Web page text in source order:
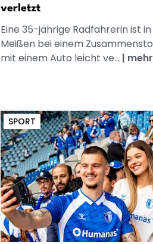
verletzt
Eine 35-jährige Radfahrerin ist in
Meißen bei einem
mit einem Auto leicht ve... | mehr
SPORT